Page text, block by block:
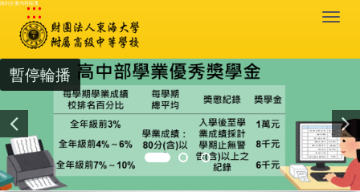
跳到主要內容區塊
:::
暫停輪播